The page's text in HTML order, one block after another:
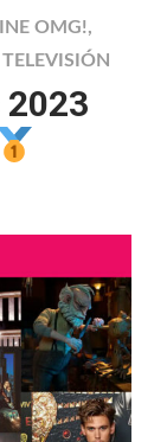
OMG!,
TELEVISIÓN
2023